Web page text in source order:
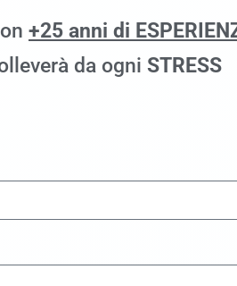
+25 anni di
da ogni STRESS